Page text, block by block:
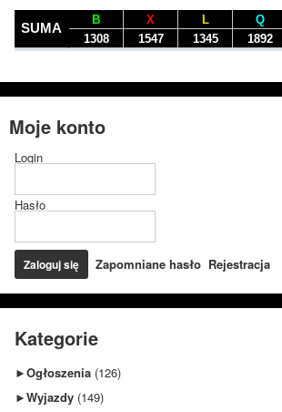
Moje konto
Login
Hasło
Zapomniane hasło Rejestracja
Kategorie
►Ogłoszenia (126)
►Wyjazdy (149)